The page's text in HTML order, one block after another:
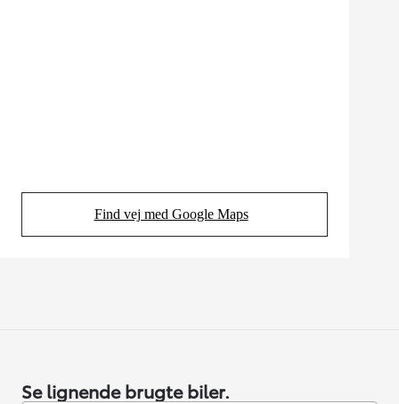
Find vej med Google Maps
(Opens in new tab)
Se lignende brugte biler.